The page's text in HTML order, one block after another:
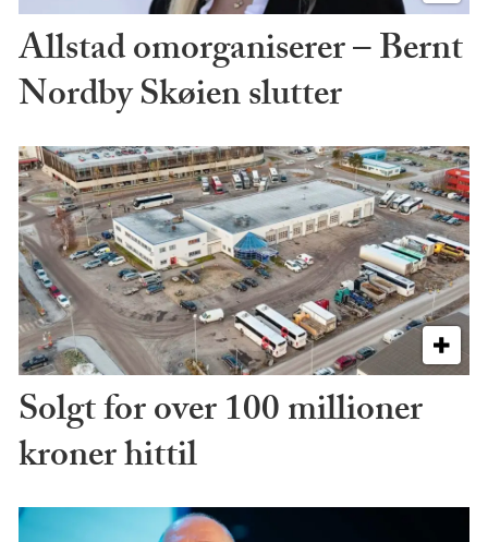
Allstad omorganiserer – Bernt
Nordby Skøien slutter
Solgt for over 100 millioner
kroner hittil